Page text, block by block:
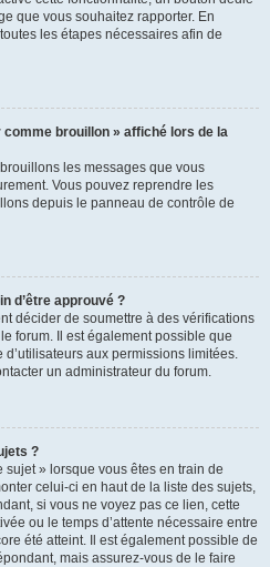
que vous souhaitez rapporter. En
les étapes nécessaires afin de
brouillon » affiché lors de la
brouillons les messages que vous
Vous pouvez reprendre les
depuis le panneau de contrôle de
d’être approuvé ?
décider de soumettre à des vérifications
forum. Il est également possible que
aux permissions limitées.
un administrateur du forum.
?
» lorsque vous êtes en train de
celui-ci en haut de la liste des sujets,
si vous ne voyez pas ce lien, cette
ou le temps d’attente nécessaire entre
été atteint. Il est également possible de
mais assurez-vous de le faire